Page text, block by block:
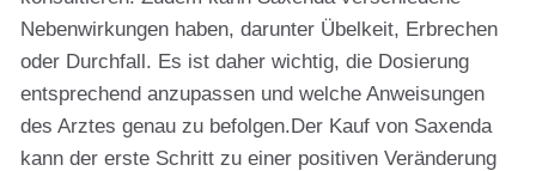
Nebenwirkungen haben, darunter Übelkeit, Erbrechen
oder Durchfall. Es ist daher wichtig, die Dosierung
entsprechend anzupassen und welche Anweisungen
des Arztes genau zu befolgen.Der Kauf von Saxenda
kann der erste Schritt zu einer positiven Veränderung